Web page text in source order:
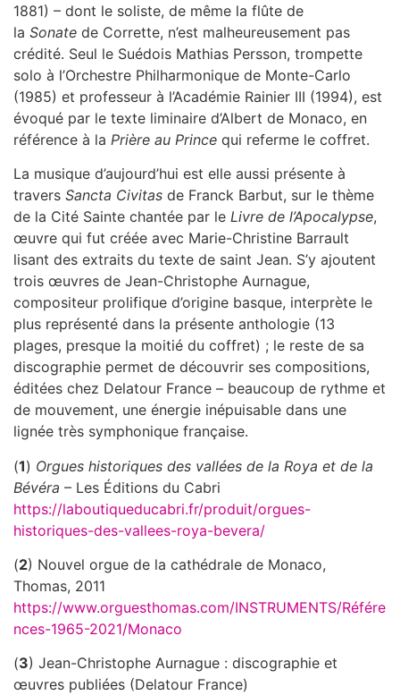
1881) – dont le soliste, de même la flûte de
la Sonate de Corrette, n’est malheureusement pas
crédité. Seul le Suédois Mathias Persson, trompette
solo à l’Orchestre Philharmonique de Monte-Carlo
(1985) et professeur à l’Académie Rainier III (1994), est
évoqué par le texte liminaire d’Albert de Monaco, en
référence à la Prière au Prince qui referme le coffret.
La musique d’aujourd’hui est elle aussi présente à
travers Sancta Civitas de Franck Barbut, sur le thème
de la Cité Sainte chantée par le Livre de l’Apocalypse,
œuvre qui fut créée avec Marie-Christine Barrault
lisant des extraits du texte de saint Jean. S’y ajoutent
trois œuvres de Jean-Christophe Aurnague,
compositeur prolifique d’origine basque, interprète le
plus représenté dans la présente anthologie (13
plages, presque la moitié du coffret) ; le reste de sa
discographie permet de découvrir ses compositions,
éditées chez Delatour France – beaucoup de rythme et
de mouvement, une énergie inépuisable dans une
lignée très symphonique française.
(1) Orgues historiques des vallées de la Roya et de la
Bévéra – Les Éditions du Cabri
https://laboutiqueducabri.fr/produit/orgues-
historiques-des-vallees-roya-bevera/
(2) Nouvel orgue de la cathédrale de Monaco,
Thomas, 2011
https://www.orguesthomas.com/INSTRUMENTS/Référe
nces-1965-2021/Monaco
(3) Jean-Christophe Aurnague : discographie et
œuvres publiées (Delatour France)